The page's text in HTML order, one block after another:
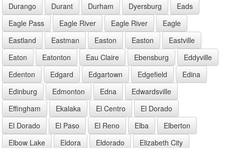
Durango
Durant Durham Dyersburg
Eads
Eagle Pass
Eagle River Eagle River
Eagle
Eastland
Eastman Easton Easton
Eastville
Eaton
Eatonton Eau Claire Ebensburg
Eddyville
Edenton
Edgard Edgartown Edgefield
Edina
Edinburg
Edmonton Edna
Edwardsville
Effingham
Ekalaka El Centro
El Dorado
El Dorado
El Paso El Reno Elba
Elberton
Elbow Lake
Eldora Eldorado
Elizabeth City